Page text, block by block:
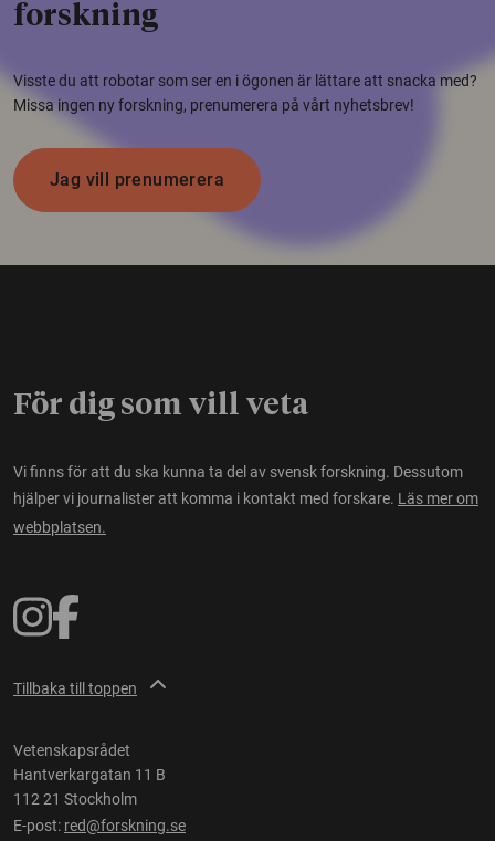
forskning
Visste du att robotar som ser en i ögonen är lättare att snacka med?
Missa ingen ny forskning, prenumerera på vårt nyhetsbrev!
Jag vill prenumerera
För dig som vill veta
Vi finns för att du ska kunna ta del av svensk forskning. Dessutom
hjälper vi journalister att komma i kontakt med forskare. Läs mer om
webbplatsen.
Tillbaka till toppen
Vetenskapsrådet
Hantverkargatan 11 B
112 21 Stockholm
E-post: red@forskning.se